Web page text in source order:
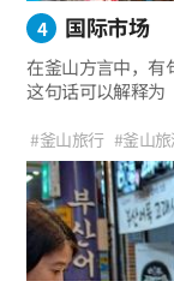
4 国际市场
在釜山方言中，
这句话可以解释
“热闹”的固有名
人多物多的国际市
#釜山旅行 #釜山
#电影《国际市场》
#特色体验 #复古